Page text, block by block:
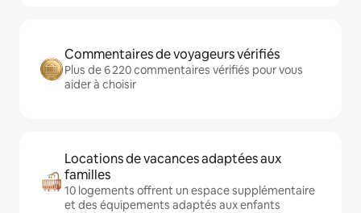
Commentaires de voyageurs vérifiés
Plus de 6 220 commentaires vérifiés pour vous
aider à choisir
Locations de vacances adaptées aux
familles
10 logements offrent un espace supplémentaire
et des équipements adaptés aux enfants